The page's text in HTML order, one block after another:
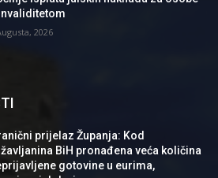
2026
prijelaz Županja: Kod
BiH pronađena veća količina
gotovine u eurima,